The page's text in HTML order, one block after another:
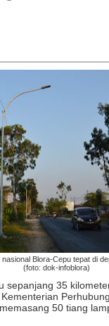
Blora-Cepu tepat di
(foto: dok-infoblora)
sepanjang 35
50 tiang